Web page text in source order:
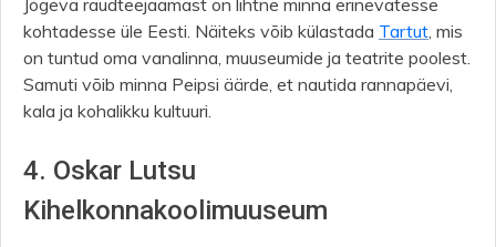
kohtadesse üle Eesti. Näiteks võib külastada Tartut , mis
on tuntud oma vanalinna, muuseumide ja teatrite poolest.
Samuti võib minna Peipsi äärde, et nautida rannapäevi,
kala ja kohalikku kultuuri.
4. Oskar Lutsu
Kihelkonnakoolimuuseum